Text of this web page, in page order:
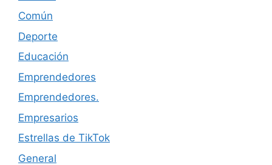
Común
Deporte
Educación
Emprendedores
Emprendedores.
Empresarios
Estrellas de TikTok
General